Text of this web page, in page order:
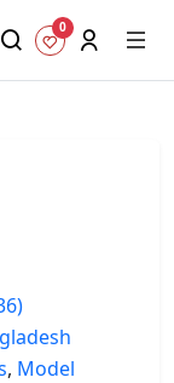
0
, Model